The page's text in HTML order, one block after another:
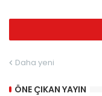
Daha yeni
ÖNE ÇIKAN YAYIN